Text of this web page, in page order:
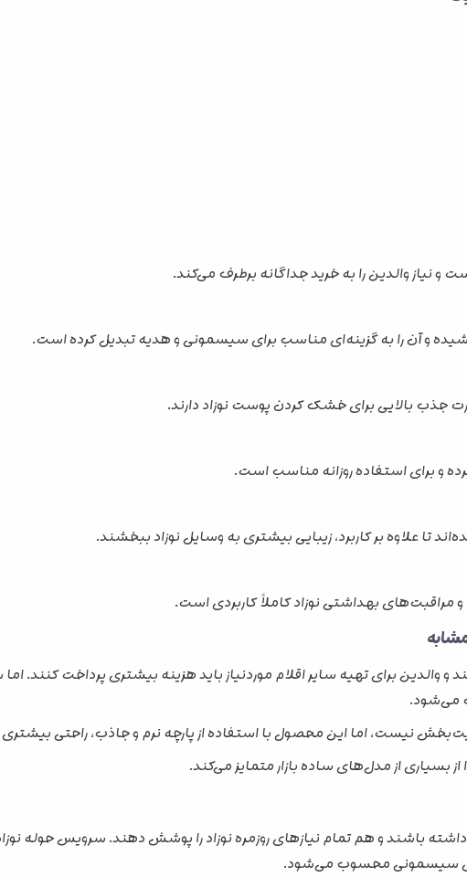
و نیاز والدین را به خرید جداگانه برطرف می‌کند.
و آن را به گزینه‌ای مناسب برای سیسمونی و هدیه تبدیل کرده است.
جذب بالایی برای خشک کردن پوست نوزاد دارند.
و برای استفاده روزانه مناسب است.
علاوه بر کاربرد، زیبایی بیشتری به وسایل نوزاد ببخشند.
بهداشتی نوزاد کاملاً کاربردی است.
می‌شود.
نیست، اما این محصول با استفاده از پارچه نرم و جاذب، راحتی بیشتری
از مدل‌های ساده بازار متمایز می‌کند.
برای سیسمونی محسوب می‌شود.